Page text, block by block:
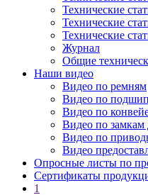
Технические
Технические
Технические
Журнал
Общие
Наши видео
Видео по ремням
Видео по
Видео по
Видео по замкам
Видео по
Видео
Опросные листы по
Сертификаты
1